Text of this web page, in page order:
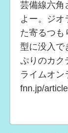
芸備線六角
よー。ジオ
た寄るつ
型に没入で
ぷりのカク
ライムオン
fnn.jp/